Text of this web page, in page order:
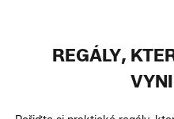
REGÁLY,